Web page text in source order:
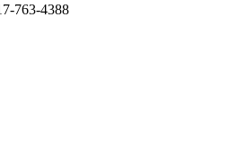
763-4388